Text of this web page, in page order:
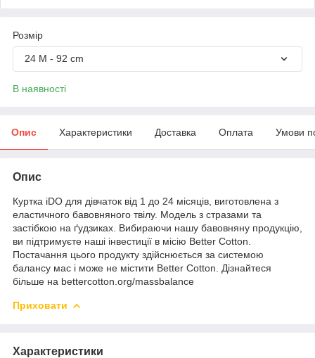
Розмір
24 M - 92 cm
В наявності
Опис Характеристики Доставка Оплата Умови
Опис
Куртка iDO для дівчаток від 1 до 24 місяців, виготовлена ​​з
еластичного бавовняного твілу. Модель з стразами та
застібкою на ґудзиках. Вибираючи нашу бавовняну продукцію,
ви підтримуєте наші інвестиції в місію Better Cotton.
Постачання цього продукту здійснюється за системою
балансу мас і може не містити Better Cotton. Дізнайтеся
більше на bettercotton.org/massbalance
Приховати
Характеристики